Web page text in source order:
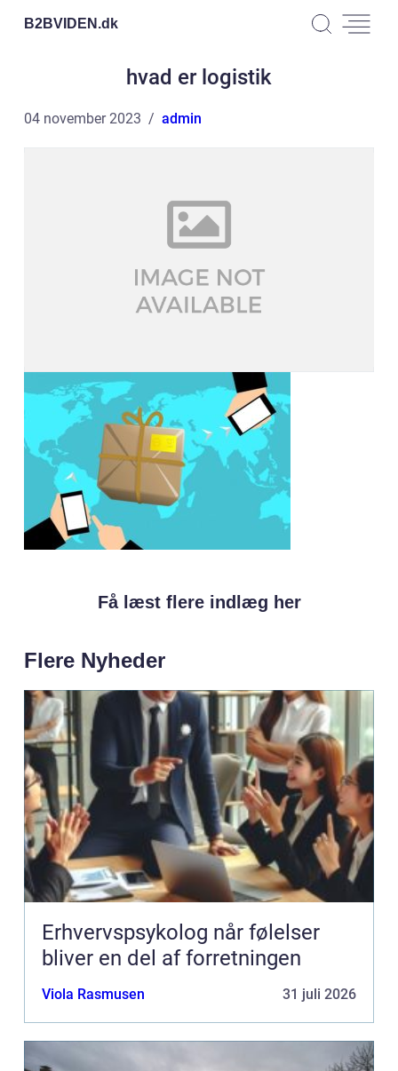
B2BVIDEN.dk
hvad er logistik
04 november 2023 admin
Få læst flere indlæg her
Flere Nyheder
Erhvervspsykolog når følelser
bliver en del af forretningen
Viola Rasmusen 31 juli 2026